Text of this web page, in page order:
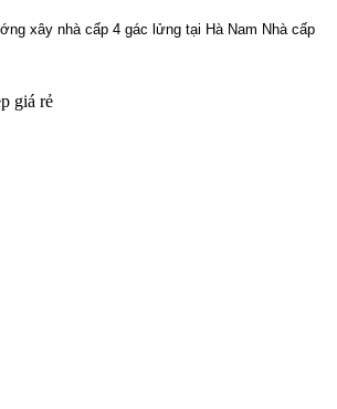
xây nhà cấp 4 gác lửng tại Hà Nam Nhà cấp